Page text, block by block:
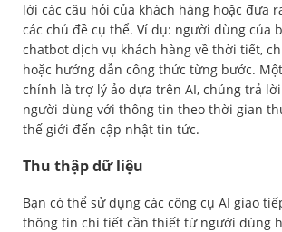
lời các câu hỏi của khách hàng hoặc đưa
các chủ đề cụ thể. Ví dụ: người dùng của
chatbot dịch vụ khách hàng về thời tiết,
hoặc hướng dẫn công thức từng bước.
chính là trợ lý ảo dựa trên AI, chúng trả
người dùng với thông tin theo thời gian
thế giới đến cập nhật tin tức.
Thu thập dữ liệu
Bạn có thể sử dụng các công cụ AI giao
thông tin chi tiết cần thiết từ người dùng